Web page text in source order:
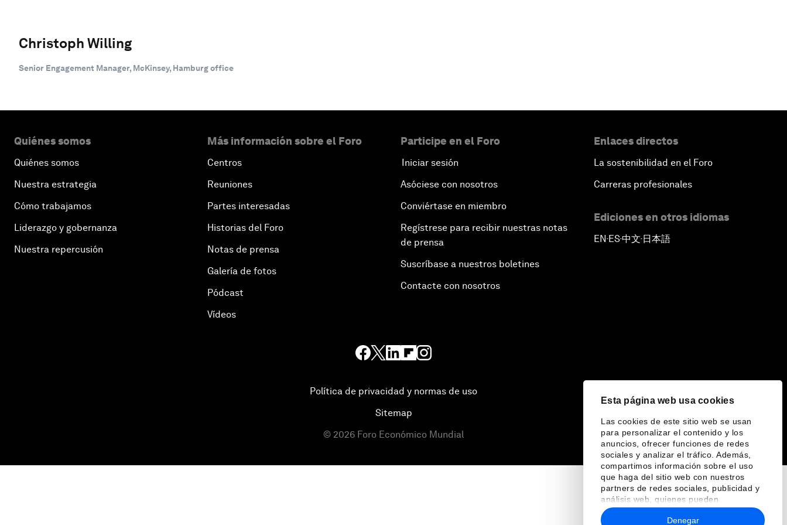
Esta página web usa cookies
Las cookies de este sitio web se usan
para personalizar el contenido y los
anuncios, ofrecer funciones de redes
sociales y analizar el tráfico. Además,
compartimos información sobre el uso
que haga del sitio web con nuestros
partners de redes sociales, publicidad y
análisis web, quienes pueden
combinarla con otra información que les
haya proporcionado o que hayan
Denegar
Christoph Willing
Senior Engagement Manager, McKinsey, Hamburg office
Quiénes somos
Quiénes somos
Nuestra estrategia
Cómo trabajamos
Liderazgo y gobernanza
Nuestra repercusión
Más información sobre el Foro
Centros
Reuniones
Partes interesadas
Historias del Foro
Notas de prensa
Galería de fotos
Pódcast
Vídeos
Participe en el Foro
Iniciar sesión
Asóciese con nosotros
Conviértase en miembro
Regístrese para recibir nuestras notas
de prensa
Suscríbase a nuestros boletines
Contacte con nosotros
Enlaces directos
La sostenibilidad en el Foro
Carreras profesionales
Ediciones en otros idiomas
EN▪ES▪中文▪ 日本語
Política de privacidad y normas de uso
Sitemap
© 2026 Foro Económico Mundial